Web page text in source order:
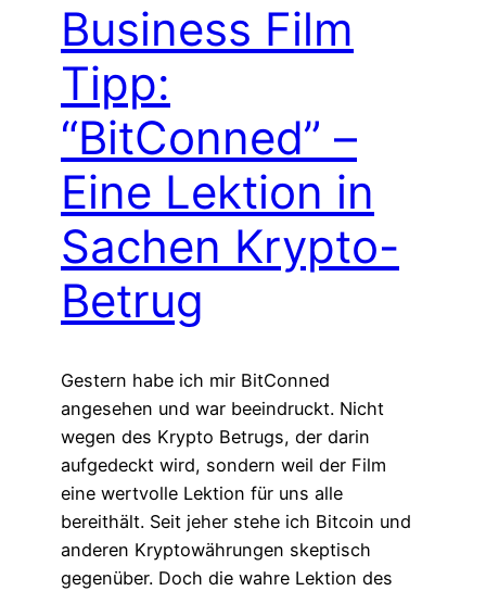
Business Film
Tipp:
“BitConned” –
Eine Lektion in
Sachen Krypto-
Betrug
Gestern habe ich mir BitConned
angesehen und war beeindruckt. Nicht
wegen des Krypto Betrugs, der darin
aufgedeckt wird, sondern weil der Film
eine wertvolle Lektion für uns alle
bereithält. Seit jeher stehe ich Bitcoin und
anderen Kryptowährungen skeptisch
gegenüber. Doch die wahre Lektion des